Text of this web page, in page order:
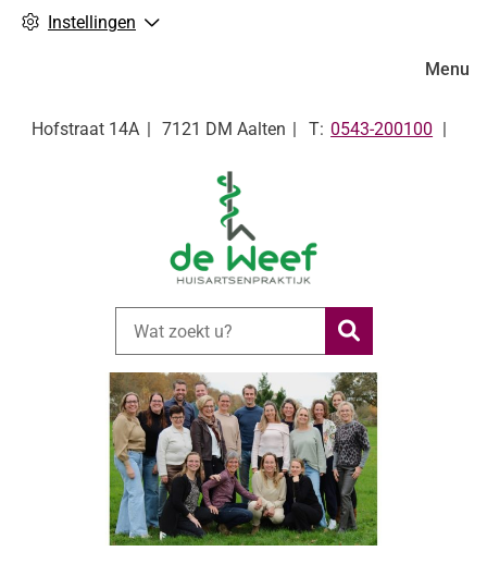
Instellingen
Hofstraat 14A 7121 DM Aalten Tel:
0543-200100
Zoeken
Menu